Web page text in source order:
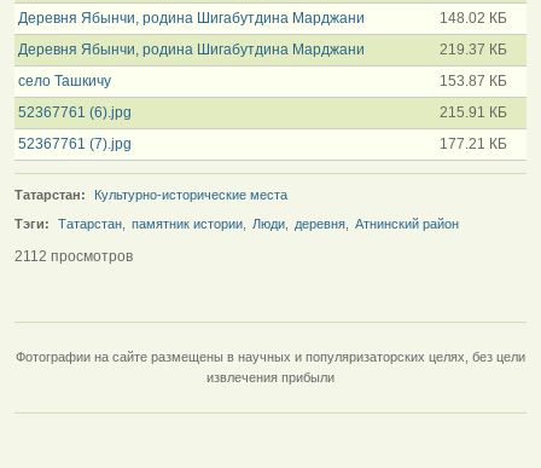
Деревня Ябынчи, родина Шигабутдина Марджани
148.02 КБ
Деревня Ябынчи, родина Шигабутдина Марджани
219.37 КБ
село Ташкичу
153.87 КБ
52367761 (6).jpg
215.91 КБ
52367761 (7).jpg
177.21 КБ
Татарстан:
Культурно-исторические места
Тэги:
Татарстан памятник истории Люди деревня Атнинский район
2112 просмотров
Фотографии на сайте размещены в научных и популяризаторских целях, без цели
извлечения прибыли